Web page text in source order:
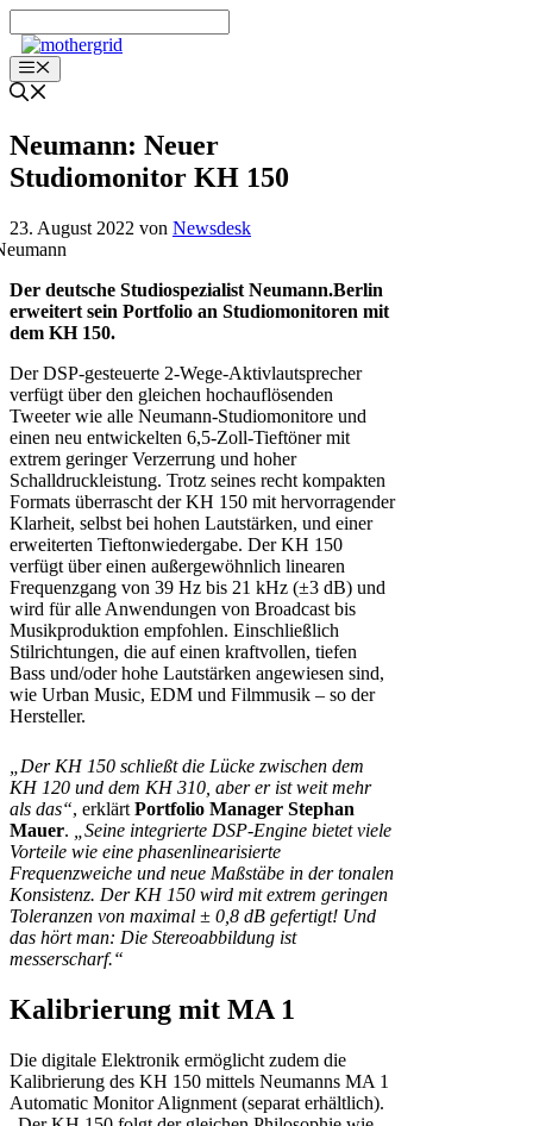
Inhalt
springenMenü
Neumann: Neuer
Studiomonitor KH 150
23. August 2022 von Newsdesk
Der deutsche Studiospezialist Neumann.Berlin
erweitert sein Portfolio an Studiomonitoren mit
dem KH 150.
Der DSP-gesteuerte 2-Wege-Aktivlautsprecher
verfügt über den gleichen hochauflösenden
Tweeter wie alle Neumann-Studiomonitore und
einen neu entwickelten 6,5-Zoll-Tieftöner mit
extrem geringer Verzerrung und hoher
Schalldruckleistung. Trotz seines recht kompakten
Formats überrascht der KH 150 mit hervorragender
Klarheit, selbst bei hohen Lautstärken, und einer
erweiterten Tieftonwiedergabe. Der KH 150
verfügt über einen außergewöhnlich linearen
Frequenzgang von 39 Hz bis 21 kHz (±3 dB) und
wird für alle Anwendungen von Broadcast bis
Musikproduktion empfohlen. Einschließlich
Stilrichtungen, die auf einen kraftvollen, tiefen
Bass und/oder hohe Lautstärken angewiesen sind,
wie Urban Music, EDM und Filmmusik – so der
Hersteller.
„Der KH 150 schließt die Lücke zwischen dem
KH 120 und dem KH 310, aber er ist weit mehr
als das“, erklärt Portfolio Manager Stephan
Mauer.
„Seine integrierte DSP-Engine bietet viele
Vorteile wie eine phasenlinearisierte
Frequenzweiche und neue Maßstäbe in der tonalen
Konsistenz. Der KH 150 wird mit extrem geringen
Toleranzen von maximal ± 0,8 dB gefertigt! Und
das hört man: Die Stereoabbildung ist
messerscharf.“
Kalibrierung mit MA 1
Die digitale Elektronik ermöglicht zudem die
Kalibrierung des KH 150 mittels Neumanns MA 1
Automatic Monitor Alignment (separat erhältlich).